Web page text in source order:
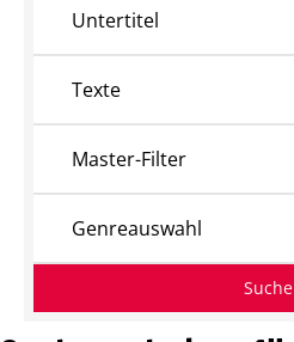
Untertitel
Texte
Master-Filter
Genreauswahl
Suche